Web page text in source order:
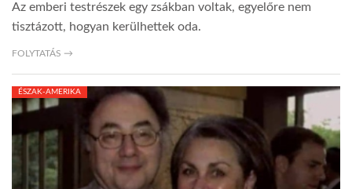
Az emberi testrészek egy zsákban voltak, egyelőre nem
tisztázott, hogyan kerülhettek oda.
FOLYTATÁS →
ÉSZAK-AMERIKA